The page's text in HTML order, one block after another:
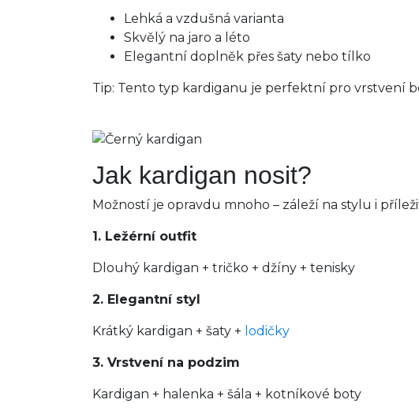
Lehká a vzdušná varianta
Skvělý na jaro a léto
Elegantní doplněk přes šaty nebo tílko
Tip: Tento typ kardiganu je perfektní pro vrstvení
Jak kardigan nosit?
Možností je opravdu mnoho – záleží na stylu i
1. Ležérní outfit
Dlouhý kardigan + tričko + džíny + tenisky
2. Elegantní styl
Krátký kardigan + šaty + lodičky
3. Vrstvení na podzim
Kardigan + halenka + šála + kotníkové boty